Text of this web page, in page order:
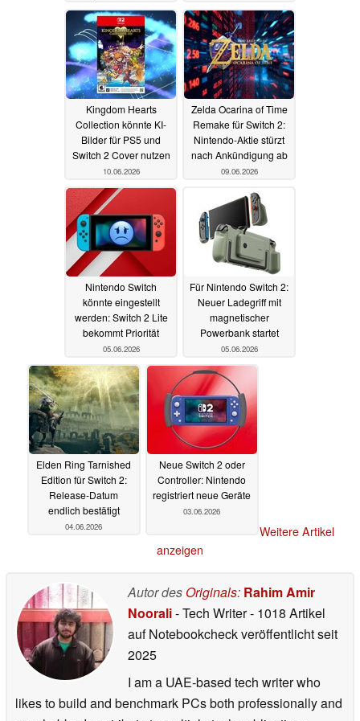
16.06.2026
Kingdom Hearts
Collection könnte KI-
Bilder für PS5 und
Switch 2 Cover nutzen
10.06.2026
Zelda Ocarina of Time
Remake für Switch 2:
Nintendo-Aktie stürzt
nach Ankündigung ab
09.06.2026
Nintendo Switch
könnte eingestellt
werden: Switch 2 Lite
bekommt Priorität
05.06.2026
Für Nintendo Switch 2:
Neuer Ladegriff mit
magnetischer
Powerbank startet
05.06.2026
Elden Ring Tarnished
Edition für Switch 2:
Release-Datum
endlich bestätigt
04.06.2026
Neue Switch 2 oder
Controller: Nintendo
registriert neue Geräte
03.06.2026
Weitere Artikel
anzeigen
Autor des Originals: Rahim Amir
Noorali- Tech Writer- 1018 Artikel
auf Notebookcheck veröffentlichtseit
2025
I am a UAE-based tech writer who
likes to build and benchmark PCs both professionally and